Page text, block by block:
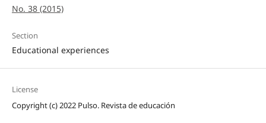
No. 38 (2015)
Section
Educational experiences
License
Copyright (c) 2022 Pulso. Revista de educación